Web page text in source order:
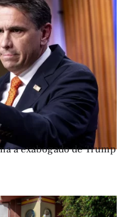
a exabogado de Trump